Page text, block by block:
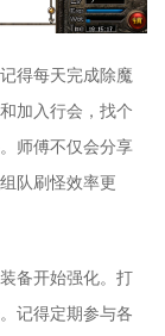
得每天完成除魔
加入行会，找个
师傅不仅会分享
队刷怪效率更
备开始强化。打
记得定期参与各